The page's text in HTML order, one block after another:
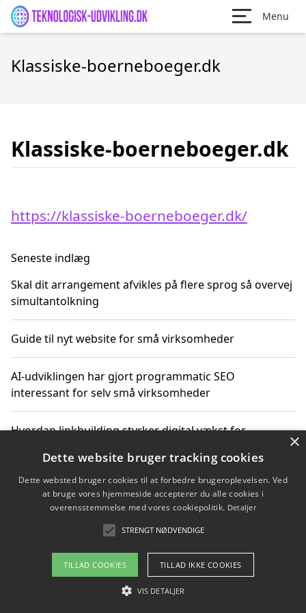
Menu
Klassiske-boerneboeger.dk
Klassiske-boerneboeger.dk
https://klassiske-boerneboeger.dk/
Seneste indlæg
Skal dit arrangement afvikles på flere sprog så overvej
simultantolkning
Guide til nyt website for små virksomheder
AI-udviklingen har gjort programmatic SEO
interessant for selv små virksomheder
Hvordan linkbuilding styrker digital vækst for
Sådan har udviklingen inden for genbrug af elektronik
ændret sig
Copyright 2026 - Pilanto Aps
Om / kontakt
×
Dette website bruger tracking cookies
Dette websted bruger cookies til at forbedre brugeroplevelsen. Ved
at bruge vores hjemmeside accepterer du alle cookies i
overensstemmelse med vores cookiepolitik. Detaljer
STRENGT NØDVENDIGE
TILLAD COOKIES TILLAD IKKE COOKIES
VIS DETALJER